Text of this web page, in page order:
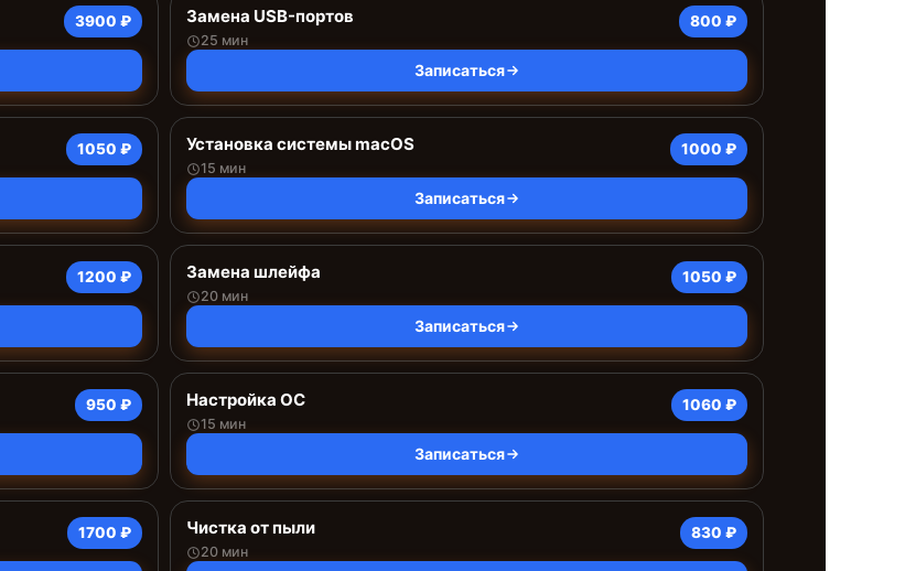
3900 ₽ Замена USB-портов
25 мин
800 ₽
Записаться
1050 ₽ Установка системы macOS
15 мин
1000 ₽
Записаться
1200 ₽ Замена шлейфа
20 мин
1050 ₽
Записаться
950 ₽ Настройка ОС
15 мин
1060 ₽
Записаться
1700 ₽ Чистка от пыли
20 мин
830 ₽